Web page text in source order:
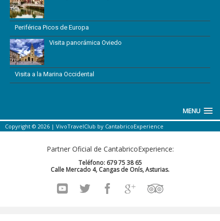
Periférica Picos de Europa
Visita panorámica Oviedo
Visita a la Marina Occidental
MENU
Copyright © 2026 | VivoTravelClub by CantabricoExperience
Partner Oficial de CantabricoExperience:
Teléfono: 679 75 38 65
Calle Mercado 4, Cangas de Onís, Asturias.